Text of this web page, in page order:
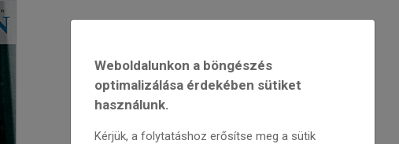
Fehér Anikó
Kezdőoldal: 11
=>
Weboldalunkon a böngészés
optimalizálása érdekében sütiket
használunk.
Kérjük, a folytatáshoz erősítse meg a sütik